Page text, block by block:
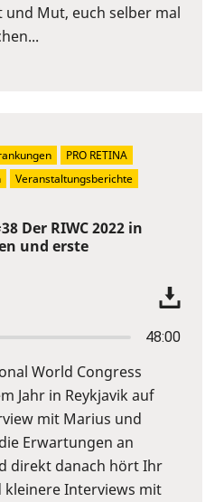
und Mut, euch selber mal
Der RIWC 2022 in
und erste
48:00
World Congress
Jahr in Reykjavik auf
mit Marius und
Erwartungen an
direkt danach hört Ihr
kleinere Interviews mit
PRO RETINA
Veranstaltungsberichte